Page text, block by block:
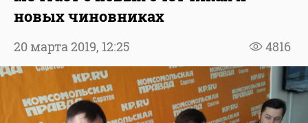
новых чиновниках
4816
20 марта 2019, 12:25